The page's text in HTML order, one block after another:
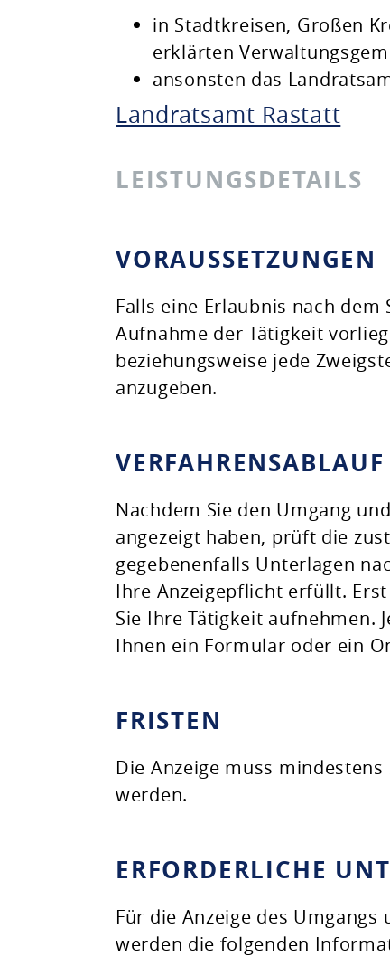
in Stadtkreisen, Großen
erklärten
ansonsten das
Landratsamt Rastatt
LEISTUNGSDETAILS
VORAUSSETZUNGEN
Falls eine Erlaubnis nach
Aufnahme der Tätigkeit
beziehungsweise jede
anzugeben.
VERFAHRENSABLAUF
Nachdem Sie den Umgang
angezeigt haben, prüft die
gegebenenfalls Unterlagen
Ihre Anzeigepflicht erfüllt.
Sie Ihre Tätigkeit aufnehmen.
Ihnen ein Formular oder ein
FRISTEN
Die Anzeige muss
werden.
ERFORDERLICHE
Für die Anzeige des
werden die folgenden